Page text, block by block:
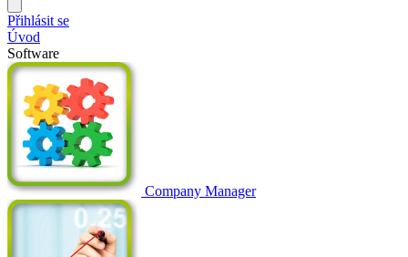
Přihlásit se
Úvod
Software
Company Manager